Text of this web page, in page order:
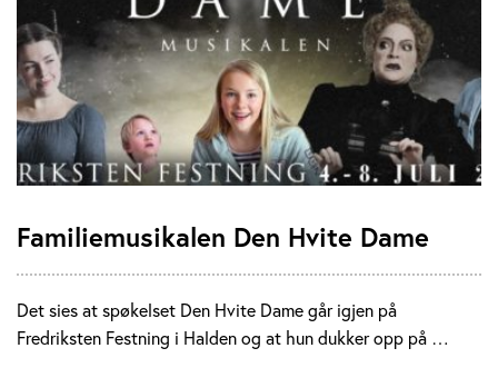
Familiemusikalen Den Hvite Dame
Det sies at spøkelset Den Hvite Dame går igjen på
Fredriksten Festning i Halden og at hun dukker opp på …